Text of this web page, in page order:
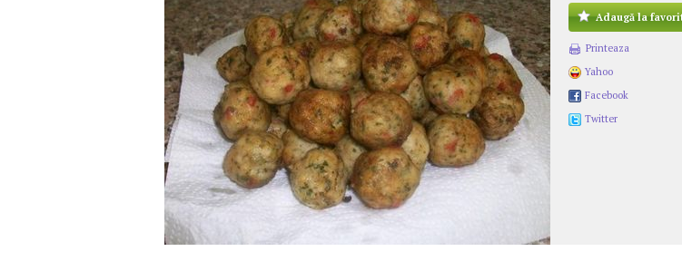
Adaugă la
Printeaza
Yahoo
Facebook
Twitter